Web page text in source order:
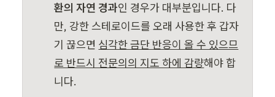
환의 자연 경과인 경우가 대부분입니다. 다
만, 강한 스테로이드를 오래 사용한 후 갑자
기 끊으면 심각한 금단 반응이 올 수 있으므
로 반드시 전문의의 지도 하에 감량해야 합
니다.